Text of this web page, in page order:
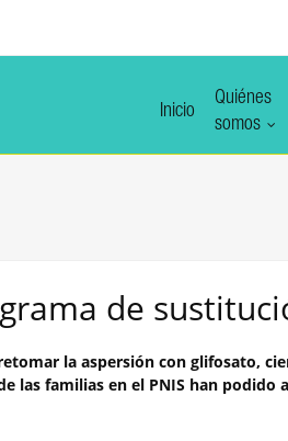
Inicio
Quiénes
somos
de
la aspersión con glifosato,
las familias en el PNIS han